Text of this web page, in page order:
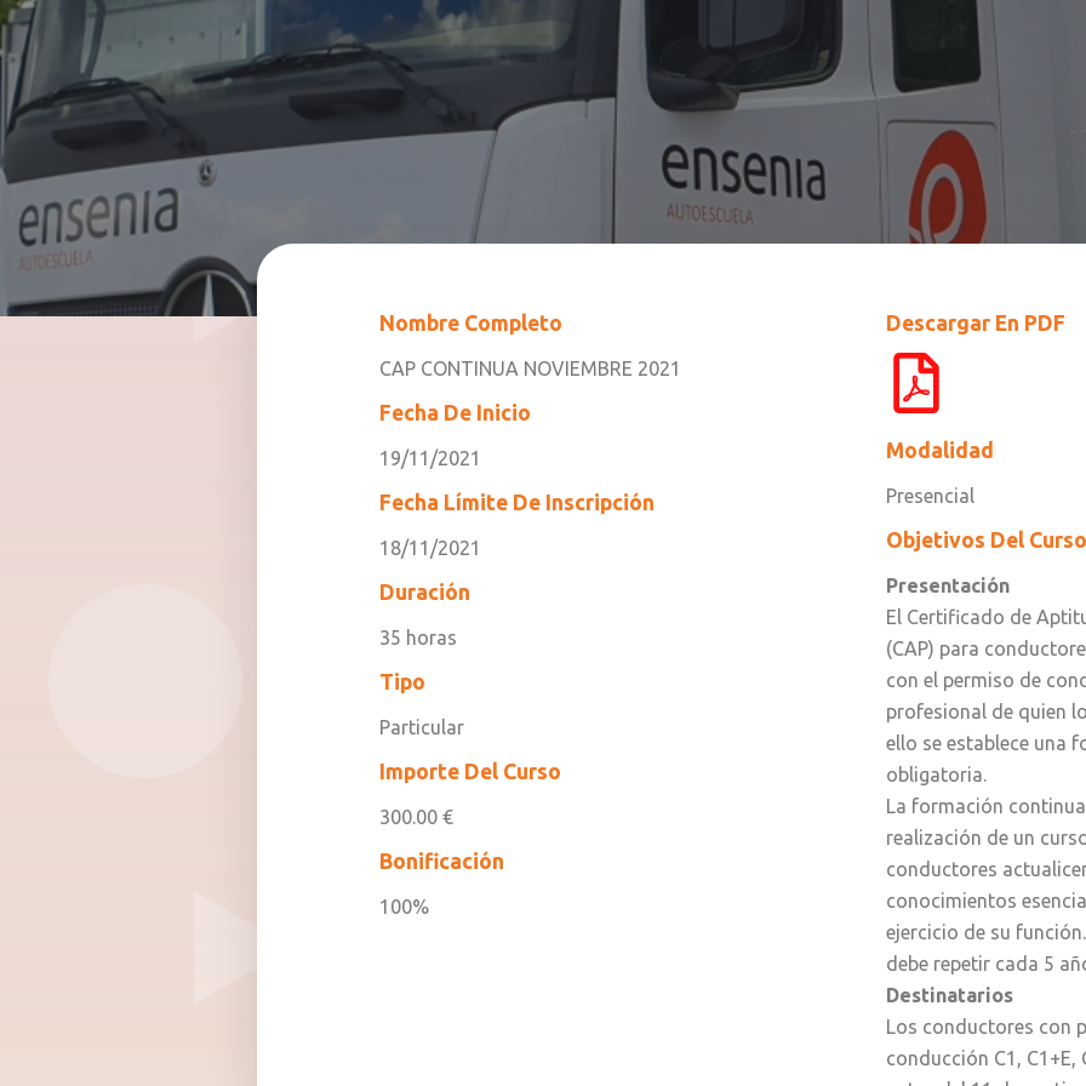
Nombre Completo
CAP CONTINUA NOVIEMBRE 2021
Fecha De Inicio
19/11/2021
Fecha Límite De Inscripción
18/11/2021
Duración
35 horas
Tipo
Particular
Importe Del Curso
300.00 €
Bonificación
100%
Descargar En PDF
Modalidad
Presencial
Objetivos Del Curso
Presentación
El Certificado de
(CAP) para
con el permiso de
profesional de quien
ello se establece una
obligatoria.
La formación
realización de un
conductores
conocimientos
ejercicio de su
debe repetir cada 5
Destinatarios
Los conductores con
conducción C1, C1+E,